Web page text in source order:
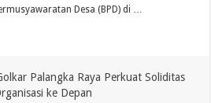
Desa (BPD) di …
Palangka Raya Perkuat Soliditas
ke Depan